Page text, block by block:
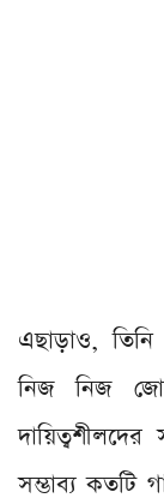
এছাড়াও, তিনি
নিজ নিজ
সম্ভাব্য কতটি